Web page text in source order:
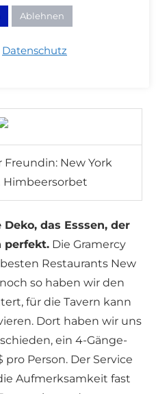
mit gesalzener
und Popcorn
Freundin: New York
Himbeersorbet
das Esssen, der
perfekt. Die Gramercy
Restaurants New
so haben wir den
für die Tavern kann
Dort haben wir uns
ein 4-Gänge-
Person. Der Service
Aufmerksamkeit fast
Ablehnen
Datenschutz